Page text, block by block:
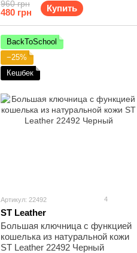
960 грн
480 грн Купить
BackToSchool
−25%
Кешбек
Артикул: 22492 4
ST Leather
Большая ключница с функцией
кошелька из натуральной кожи
ST Leather 22492 Черный